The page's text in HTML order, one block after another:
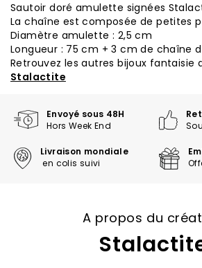
Sautoir doré amulette signées
La chaîne est composée de petites
Diamètre amulette : 2,5 cm
Longueur : 75 cm + 3 cm de chaîne
Retrouvez les autres bijoux fantaisie
Stalactite
Envoyé sous 48H
Hors Week End
Livraison mondiale
en colis suivi
A propos du